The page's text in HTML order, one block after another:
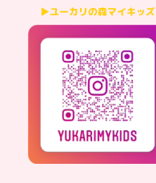
▶ユーカリの森マイキッズ